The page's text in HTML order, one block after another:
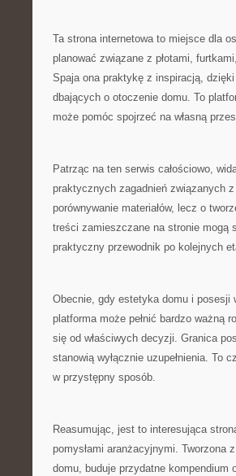
Ta strona internetowa to miejsce dla
planować związane z płotami,
Spaja ona praktykę z inspiracją,
dbających o otoczenie domu. To
może pomóc spojrzeć na własną
Patrząc na ten serwis całościowo,
praktycznych zagadnień związanych
porównywanie materiałów, lecz o
treści zamieszczane na stronie mogą
praktyczny przewodnik po kolejnych
Obecnie, gdy estetyka domu i posesji
platforma może pełnić bardzo ważną
się od właściwych decyzji. Granica
stanowią wyłącznie uzupełnienia. To
w przystępny sposób.
Reasumując, jest to interesująca
pomysłami aranżacyjnymi. Tworzona
domu, buduje przydatne kompendium